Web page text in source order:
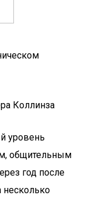
Коллинза
уровень
общительным
год после
несколько